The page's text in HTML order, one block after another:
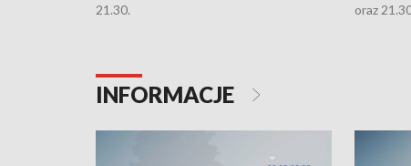
21.30.
oraz
INFORMACJE